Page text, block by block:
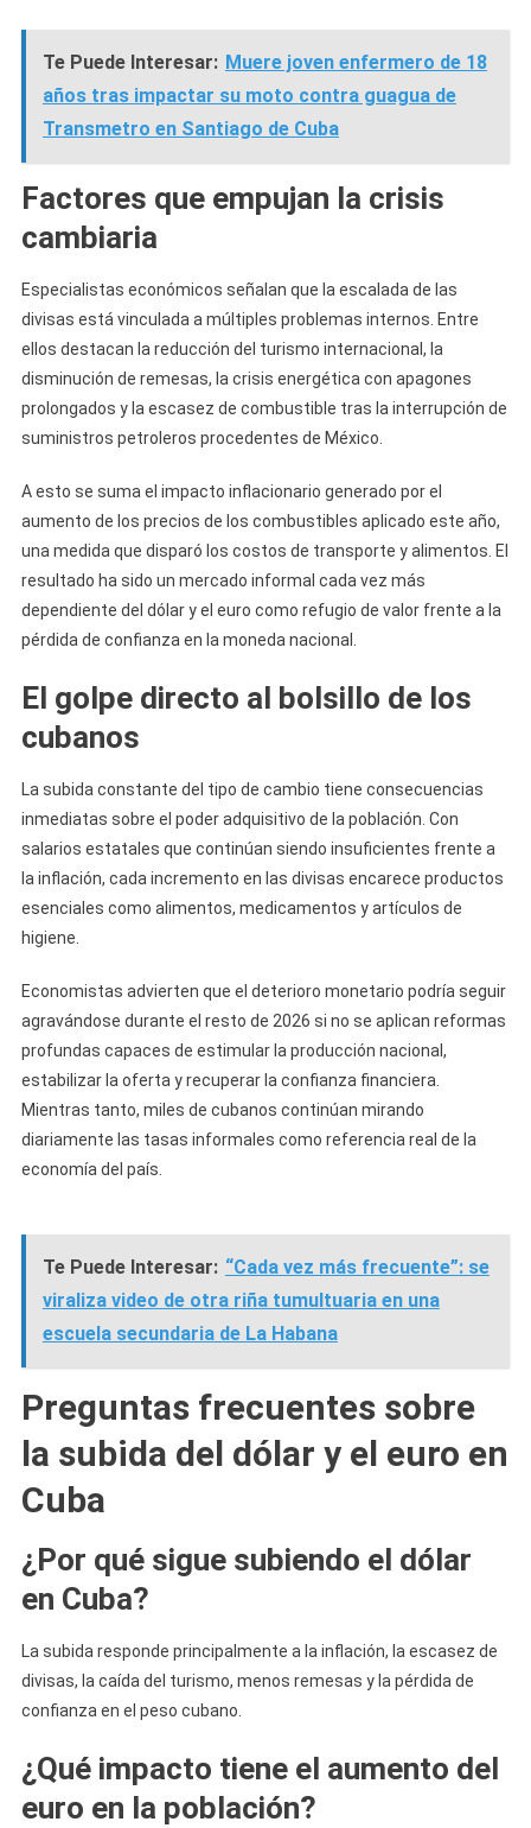
Te Puede Interesar: Muere joven enfermero de 18
años tras impactar su moto contra guagua de
Transmetro en Santiago de Cuba
Factores que empujan la crisis
cambiaria
Especialistas económicos señalan que la escalada de las
divisas está vinculada a múltiples problemas internos. Entre
ellos destacan la reducción del turismo internacional, la
disminución de remesas, la crisis energética con apagones
prolongados y la escasez de combustible tras la interrupción de
suministros petroleros procedentes de México.
A esto se suma el impacto inflacionario generado por el
aumento de los precios de los combustibles aplicado este año,
una medida que disparó los costos de transporte y alimentos. El
resultado ha sido un mercado informal cada vez más
dependiente del dólar y el euro como refugio de valor frente a la
pérdida de confianza en la moneda nacional.
El golpe directo al bolsillo de los
cubanos
La subida constante del tipo de cambio tiene consecuencias
inmediatas sobre el poder adquisitivo de la población. Con
salarios estatales que continúan siendo insuficientes frente a
la inflación, cada incremento en las divisas encarece productos
esenciales como alimentos, medicamentos y artículos de
higiene.
Economistas advierten que el deterioro monetario podría seguir
agravándose durante el resto de 2026 si no se aplican reformas
profundas capaces de estimular la producción nacional,
estabilizar la oferta y recuperar la confianza financiera.
Mientras tanto, miles de cubanos continúan mirando
diariamente las tasas informales como referencia real de la
economía del país.
Te Puede Interesar: “Cada vez más frecuente”: se
viraliza video de otra riña tumultuaria en una
escuela secundaria de La Habana
Preguntas frecuentes sobre
la subida del dólar y el euro en
Cuba
¿Por qué sigue subiendo el dólar
en Cuba?
La subida responde principalmente a la inflación, la escasez de
divisas, la caída del turismo, menos remesas y la pérdida de
confianza en el peso cubano.
¿Qué impacto tiene el aumento del
euro en la población?